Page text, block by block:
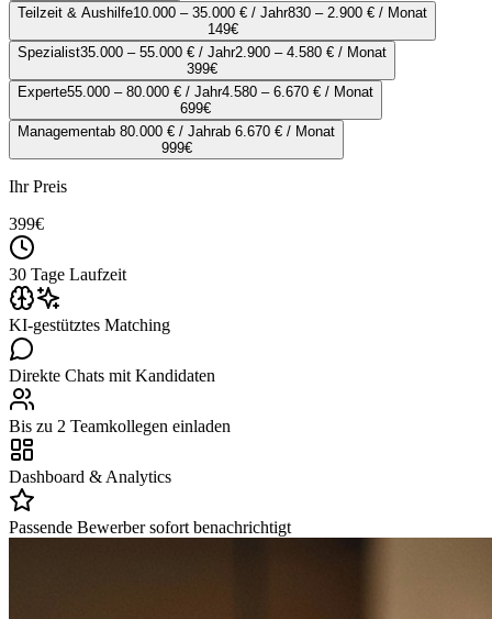
Teilzeit & Aushilfe10.000 – 35.000 € / Jahr830 – 2.900 € / Monat
149€
Spezialist35.000 – 55.000 € / Jahr2.900 – 4.580 € / Monat
399€
Experte55.000 – 80.000 € / Jahr4.580 – 6.670 € / Monat
699€
Managementab 80.000 € / Jahrab 6.670 € / Monat
999€
Ihr Preis
399€
30 Tage Laufzeit
KI-gestütztes Matching
Direkte Chats mit Kandidaten
Bis zu 2 Teamkollegen einladen
Dashboard & Analytics
Passende Bewerber sofort benachrichtigt